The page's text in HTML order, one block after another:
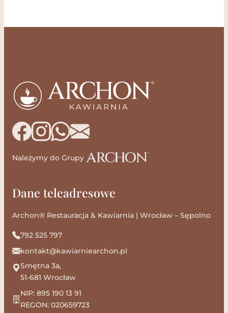
Należymy do Grupy
Dane teleadresowe
Archon® Restauracja & Kawiarnia | Wrocław – Sępolno
792 525 797
kontakt@kawiarniearchon.pl
Smętna 3a,
51-681 Wrocław
NIP: 895 190 13 91
REGON: 020659723